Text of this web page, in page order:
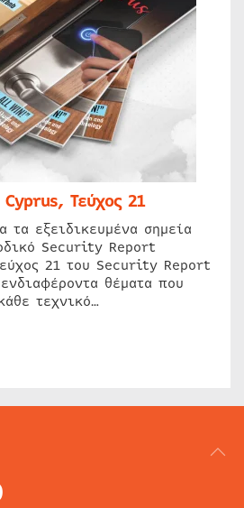
Τεύχος 21
τα εξειδικευμένα σημεία
Security Report
21 του Security Report
θέματα που
τεχνικό…